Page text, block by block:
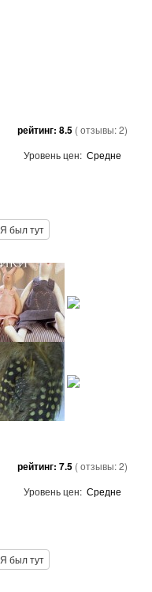
рейтинг: 8.5 ( отзывы:2)
Уровень цен: Средне
Я был тут
рейтинг: 7.5 ( отзывы:2)
Уровень цен: Средне
Я был тут